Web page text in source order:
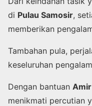
di Pulau Samosir,
memberikan
Tambahan pula,
keseluruhan
Dengan bantuan
menikmati percutian